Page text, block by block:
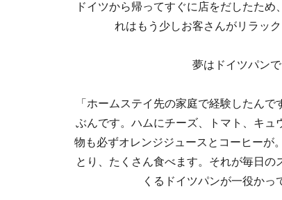
ドイツから帰ってすぐに店をだしたた
れはもう少しお客さんがリラッ
夢はドイツパン
「ホームステイ先の家庭で経験したん
ぶんです。ハムにチーズ、トマト、キ
物も必ずオレンジジュースとコーヒーが
とり、たくさん食べます。それが毎日
くるドイツパンが一役かっ